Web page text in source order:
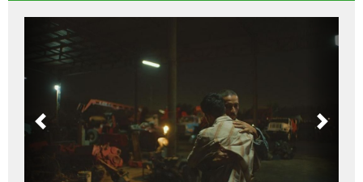
Previous Next